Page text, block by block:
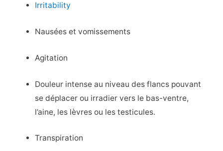
Irritability
Nausées et vomissements
Agitation
Douleur intense au niveau des flancs pouvant
se déplacer ou irradier vers le bas-ventre,
l’aine, les lèvres ou les testicules.
Transpiration